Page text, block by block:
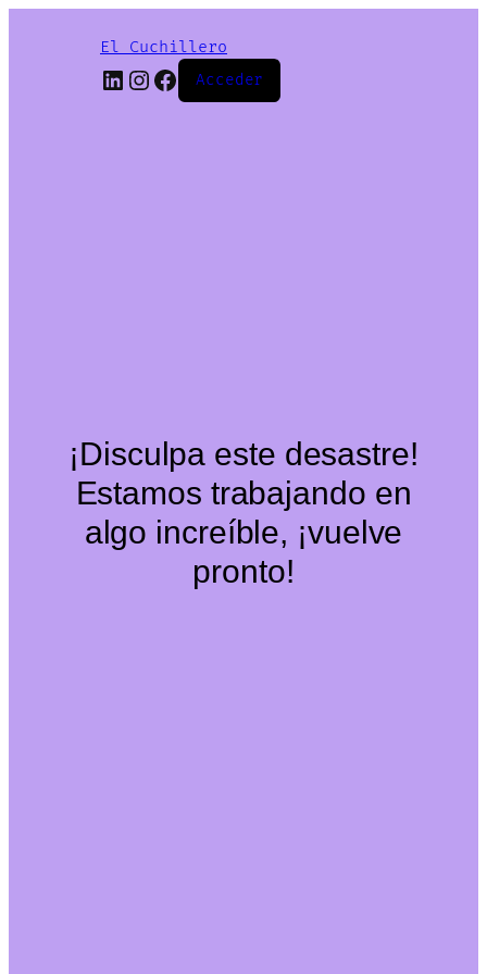
El Cuchillero
LinkedIn
Instagram
Facebook
Acceder
¡Disculpa este desastre!
Estamos trabajando en
algo increíble, ¡vuelve
pronto!